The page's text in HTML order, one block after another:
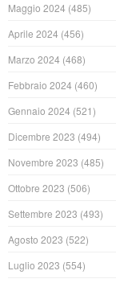
Maggio 2024 (485)
Aprile 2024 (456)
Marzo 2024 (468)
Febbraio 2024 (460)
Gennaio 2024 (521)
Dicembre 2023 (494)
Novembre 2023 (485)
Ottobre 2023 (506)
Settembre 2023 (493)
Agosto 2023 (522)
Luglio 2023 (554)